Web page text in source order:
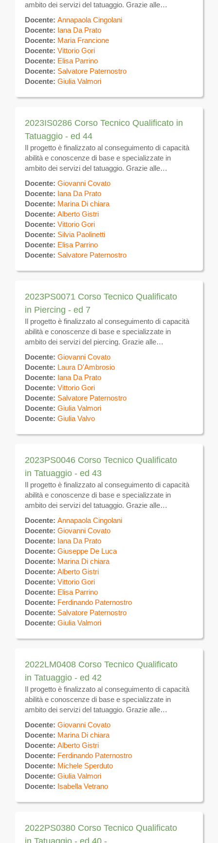
ambito dei servizi del tatuaggio. Grazie alle
realizzare tatuaggi sulla superficie del corpo
materiale didattico e verranno effettuate le
Docente: Annapaola Cingolani
Docente: Iana Da Prato
Docente: Maria Francione
Docente: Vittorio Gori
Docente: Elisa Parrino
Docente: Salvatore Paternostro
Docente: Giulia Valmori
2023IS0286 Corso Tecnico Qualificato in
Tatuaggio - ed 44
Il progetto è finalizzato al conseguimento di capacità
abilità e conoscenze di base e specializzate in
ambito dei servizi del tatuaggio. Grazie alle
comunicazioni inerenti il calendario, eventuali
Docente: Giovanni Covato
Docente: Iana Da Prato
Docente: Marina Di chiara
Docente: Alberto Gistri
Docente: Vittorio Gori
Docente: Silvia Paolinetti
Docente: Elisa Parrino
Docente: Salvatore Paternostro
2023PS0071 Corso Tecnico Qualificato
in Piercing - ed 7
Il progetto è finalizzato al conseguimento di capacità
abilità e conoscenze di base e specializzate in
ambito dei servizi del piercing. Grazie alle
materiale didattico e verranno effettuate le
Docente: Giovanni Covato
Docente: Laura D'Ambrosio
Docente: Iana Da Prato
Docente: Vittorio Gori
Docente: Salvatore Paternostro
Docente: Giulia Valmori
Docente: Giulia Valvo
2023PS0046 Corso Tecnico Qualificato
in Tatuaggio - ed 43
Il progetto è finalizzato al conseguimento di capacità
abilità e conoscenze di base e specializzate in
ambito dei servizi del tatuaggio. Grazie alle
realizzare tatuaggi sulla superficie del corpo
termine del corso, previo superamento di esame
Docente: Annapaola Cingolani
Docente: Giovanni Covato
Docente: Iana Da Prato
Docente: Giuseppe De Luca
Docente: Marina Di chiara
Docente: Alberto Gistri
Docente: Vittorio Gori
Docente: Elisa Parrino
Docente: Ferdinando Paternostro
Docente: Salvatore Paternostro
Docente: Giulia Valmori
2022LM0408 Corso Tecnico Qualificato
in Tatuaggio - ed 42
Il progetto è finalizzato al conseguimento di capacità
abilità e conoscenze di base e specializzate in
ambito dei servizi del tatuaggio. Grazie alle
finale, verrà rilasciato ATTESTATO DI QUALIFICA
materiale didattico e verranno effettuate le
Docente: Giovanni Covato
Docente: Marina Di chiara
Docente: Alberto Gistri
Docente: Ferdinando Paternostro
Docente: Michele Sperduto
Docente: Giulia Valmori
Docente: Isabella Vetrano
2022PS0380 Corso Tecnico Qualificato
in Tatuaggio - ed 40 -